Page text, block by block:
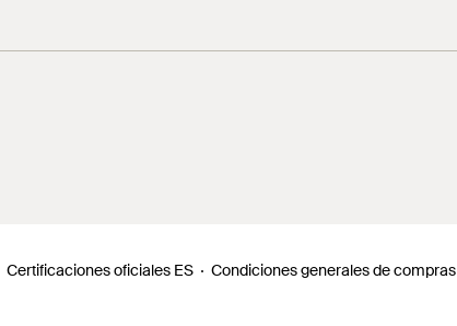
Certificaciones oficiales ES Condiciones generales de compras